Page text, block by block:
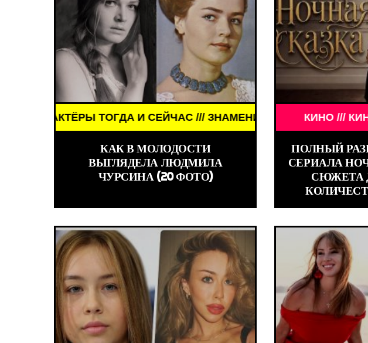
И СЕЙЧАС /// ЗНАМЕНИТОСТИ /// АКТЁРЫ ТОГДА И СЕЙЧАС ///
КАК В МОЛОДОСТИ
ВЫГЛЯДЕЛА ЛЮДМИЛА
ЧУРСИНА (20 ФОТО)
КИНО /// КИНО ///
ПОЛНЫЙ
СЕРИАЛА
СЮЖЕТА